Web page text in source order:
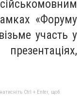
«Форуму
участь у
Ctrl + Enter, щоб